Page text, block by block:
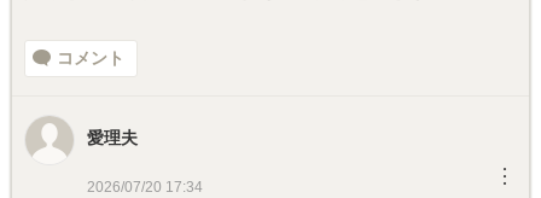
コメント
愛理夫
2026/07/20 17:34 ︙